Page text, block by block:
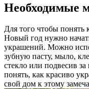
Необходимые
Для того чтобы понять
Новый год нужно
украшений. Можно
зубную пасту, мыло,
стекло или подвесив
понять, как красиво
свой дом к этому